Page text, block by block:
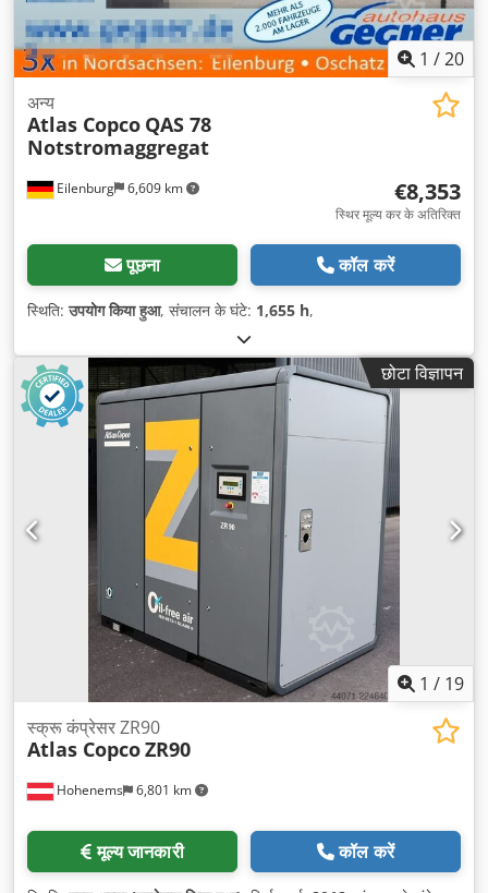
1 /20
Eilenburg 6,609 km
अन्य
Atlas Copco QAS 78
Notstromaggregat
€8,353
स्थिर मूल्य कर के अतिरिक्त
पूछना कॉल करें
स्थिति:उपयोग किया हुआ, संचालन के घंटे: 1,655 h,
छोटा विज्ञापन
1 / 19
Hohenems 6,801 km
स्क्रू कंप्रेसर ZR90
Atlas CopcoZR90
मूल्य जानकारी कॉल करें